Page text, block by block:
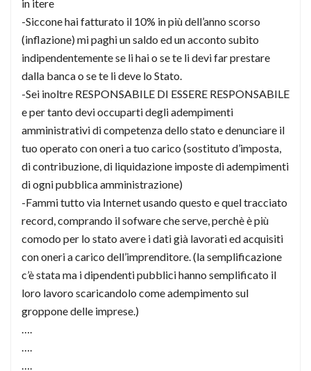
in itere
-Siccone hai fatturato il 10% in più dell’anno scorso
(inflazione) mi paghi un saldo ed un acconto subito
indipendentemente se li hai o se te li devi far prestare
dalla banca o se te li deve lo Stato.
-Sei inoltre RESPONSABILE DI ESSERE RESPONSABILE
e per tanto devi occuparti degli adempimenti
amministrativi di competenza dello stato e denunciare il
tuo operato con oneri a tuo carico (sostituto d’imposta,
di contribuzione, di liquidazione imposte di adempimenti
di ogni pubblica amministrazione)
-Fammi tutto via Internet usando questo e quel tracciato
record, comprando il sofware che serve, perchè è più
comodo per lo stato avere i dati già lavorati ed acquisiti
con oneri a carico dell’imprenditore. (la semplificazione
c’è stata ma i dipendenti pubblici hanno semplificato il
loro lavoro scaricandolo come adempimento sul
groppone delle imprese.)